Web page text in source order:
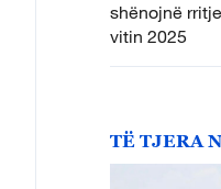
shënojnë
vitin 2025
TË TJERA